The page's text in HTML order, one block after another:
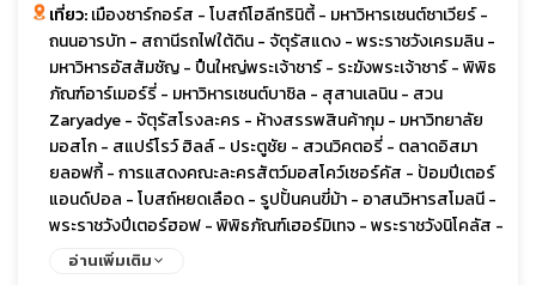
เที่ยว:เมืองซาร์กอร์ส - โบสถ์โฮลีทรินิตี้ - มหาวิหารเซนต์ซาเวียร์ -
ถนนอารบัท - สถานีรถไฟใต้ดิน - จัตุรัสแดง - พระราชวังเครมลิน -
มหาวิหารอัสสัมชัญ - ปืนใหญ่พระเจ้าชาร์ - ระฆังพระเจ้าซาร์ - พิพิธ
ภัณฑ์อาร์เมอร์รี่ - มหาวิหารเซนต์บาซิล - สุสานเลนิน - สวน
Zaryadye - จัตุรัสโรงละคร - ห้างสรรพสินค้ากุม - มหาวิทยาลัย
มอสโก - สแปร์โรว์ ฮิลล์ - ประตูชัย - สวนวิคตอรี่ - ตลาดอิสมา
ยลอฟกี้ - การแสดงคณะละครสัตว์มอสโคว์เซอร์คัส - ป้อมปีเตอร์
แอนด์ปอล - โบสถ์หยดเลือด - รูปปั้นคนขี่ม้า - อาสนวิหารสโมลนี -
พระราชวังปีเตอร์ฮอฟ - พิพิธภัณฑ์เฮอร์มิเทจ - พระราชวังนิโคลัส -
มหาวิหารเซนต์ไอแซค - ถนนเนฟสกี - พระราชวังแคทเธอรีน - พัลโค
อ่านเพิ่มเติม